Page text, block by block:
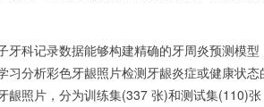
牙科记录数据能够构建精确的牙周炎预测模
习分析彩色牙龈照片检测牙龈炎症或健康状
龈照片，分为训练集(337 张)和测试集(110)